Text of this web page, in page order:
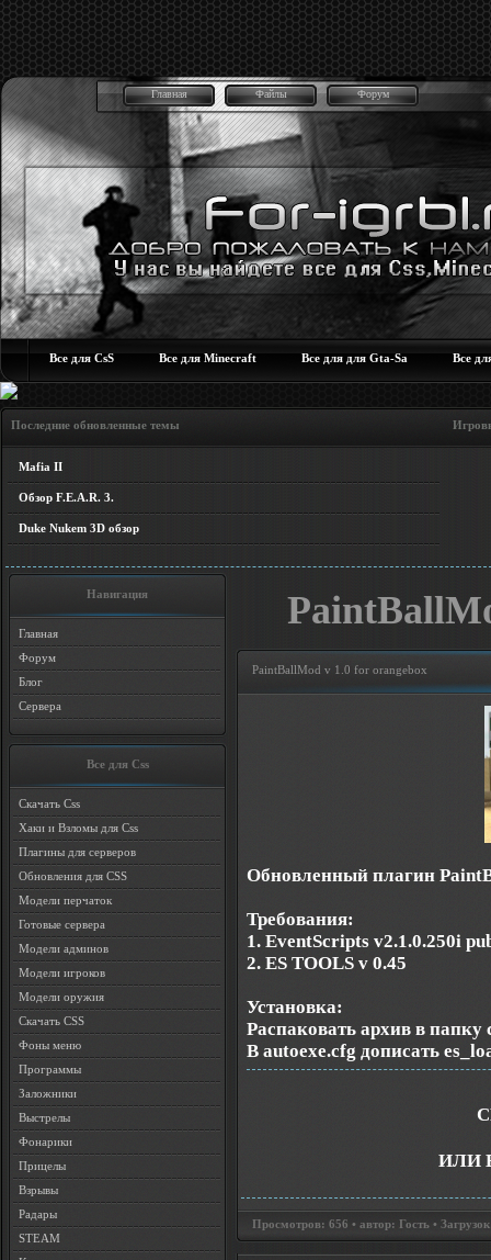
Главная Файлы Форум
Все для CsS Все для Minecraft Все для для Gta-Sa Все
Последние обновленные темы Игровые
Mafia II
Обзор F.E.A.R. 3.
Duke Nukem 3D обзор
Навигация
Главная
Форум
Блог
Сервера
Все для Css
Скачать Css
Хаки и Взломы для Css
Плагины для серверов
Обновления для CSS
Модели перчаток
Готовые сервера
Модели админов
Модели игроков
Модели оружия
Скачать CSS
Фоны меню
Программы
Заложники
Выстрелы
Фонарики
Прицелы
Взрывы
Радары
STEAM
PaintBallMod v 1.0 for orangebox
Обновленный плагин
Требования:
1. EventScripts v2.1.0.250i
2. ES TOOLS v 0.45
Установка:
Распаковать архив в
В autoexe.cfg дописать
ИЛИ
Просмотров: 656 • автор: Гость •